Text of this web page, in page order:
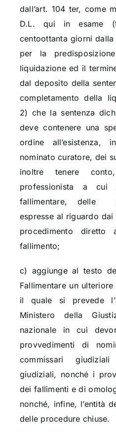
dall’art. 104 ter, come
D.L. qui in esame
centoottanta giorni
per la
liquidazione ed il
dal deposito della
completamento della
2) che la sentenza
deve contenere una
ordine
nominato curatore, dei
inoltre tenere
professionista a cui
fallimentare, delle
espresse al riguardo
procedimento diretto
fallimento;
c) aggiunge al testo
Fallimentare un
il quale si prevede
Ministero della
nazionale in cui
provvedimenti di
commissari
giudiziali, nonché i
dei fallimenti e di
nonché, infine, l’entità
delle procedure chiuse.